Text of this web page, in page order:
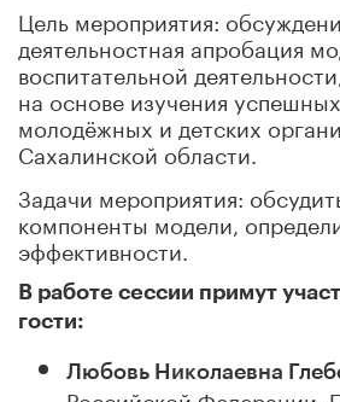
Цель мероприятия:
деятельностная апробация
воспитательной
на основе изучения
молодёжных и детских
Сахалинской области.
Задачи мероприятия:
компоненты модели,
эффективности.
В работе сессии примут
гости:
Любовь Николаевна